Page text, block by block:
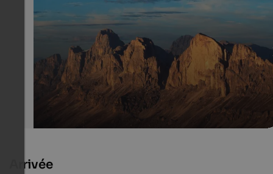
Tourismusverein Welschnofen
Arrivée